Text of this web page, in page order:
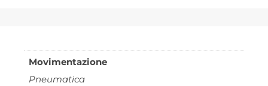
Movimentazione
Pneumatica